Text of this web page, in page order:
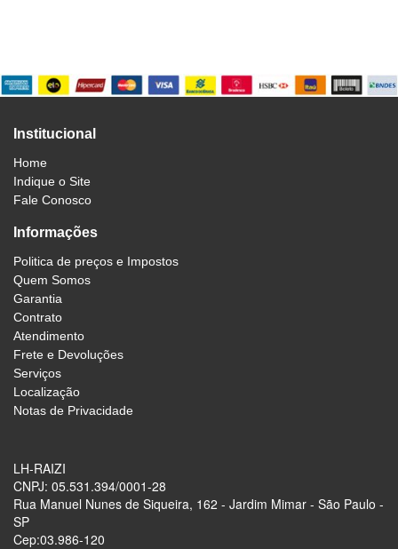
Institucional
Home
Indique o Site
Fale Conosco
Informações
Politica de preços e Impostos
Quem Somos
Garantia
Contrato
Atendimento
Frete e Devoluções
Serviços
Localização
Notas de Privacidade
LH-RAIZI
CNPJ: 05.531.394/0001-28
Rua Manuel Nunes de Siqueira, 162 - Jardim Mimar - São Paulo -
SP
Cep:03.986-120